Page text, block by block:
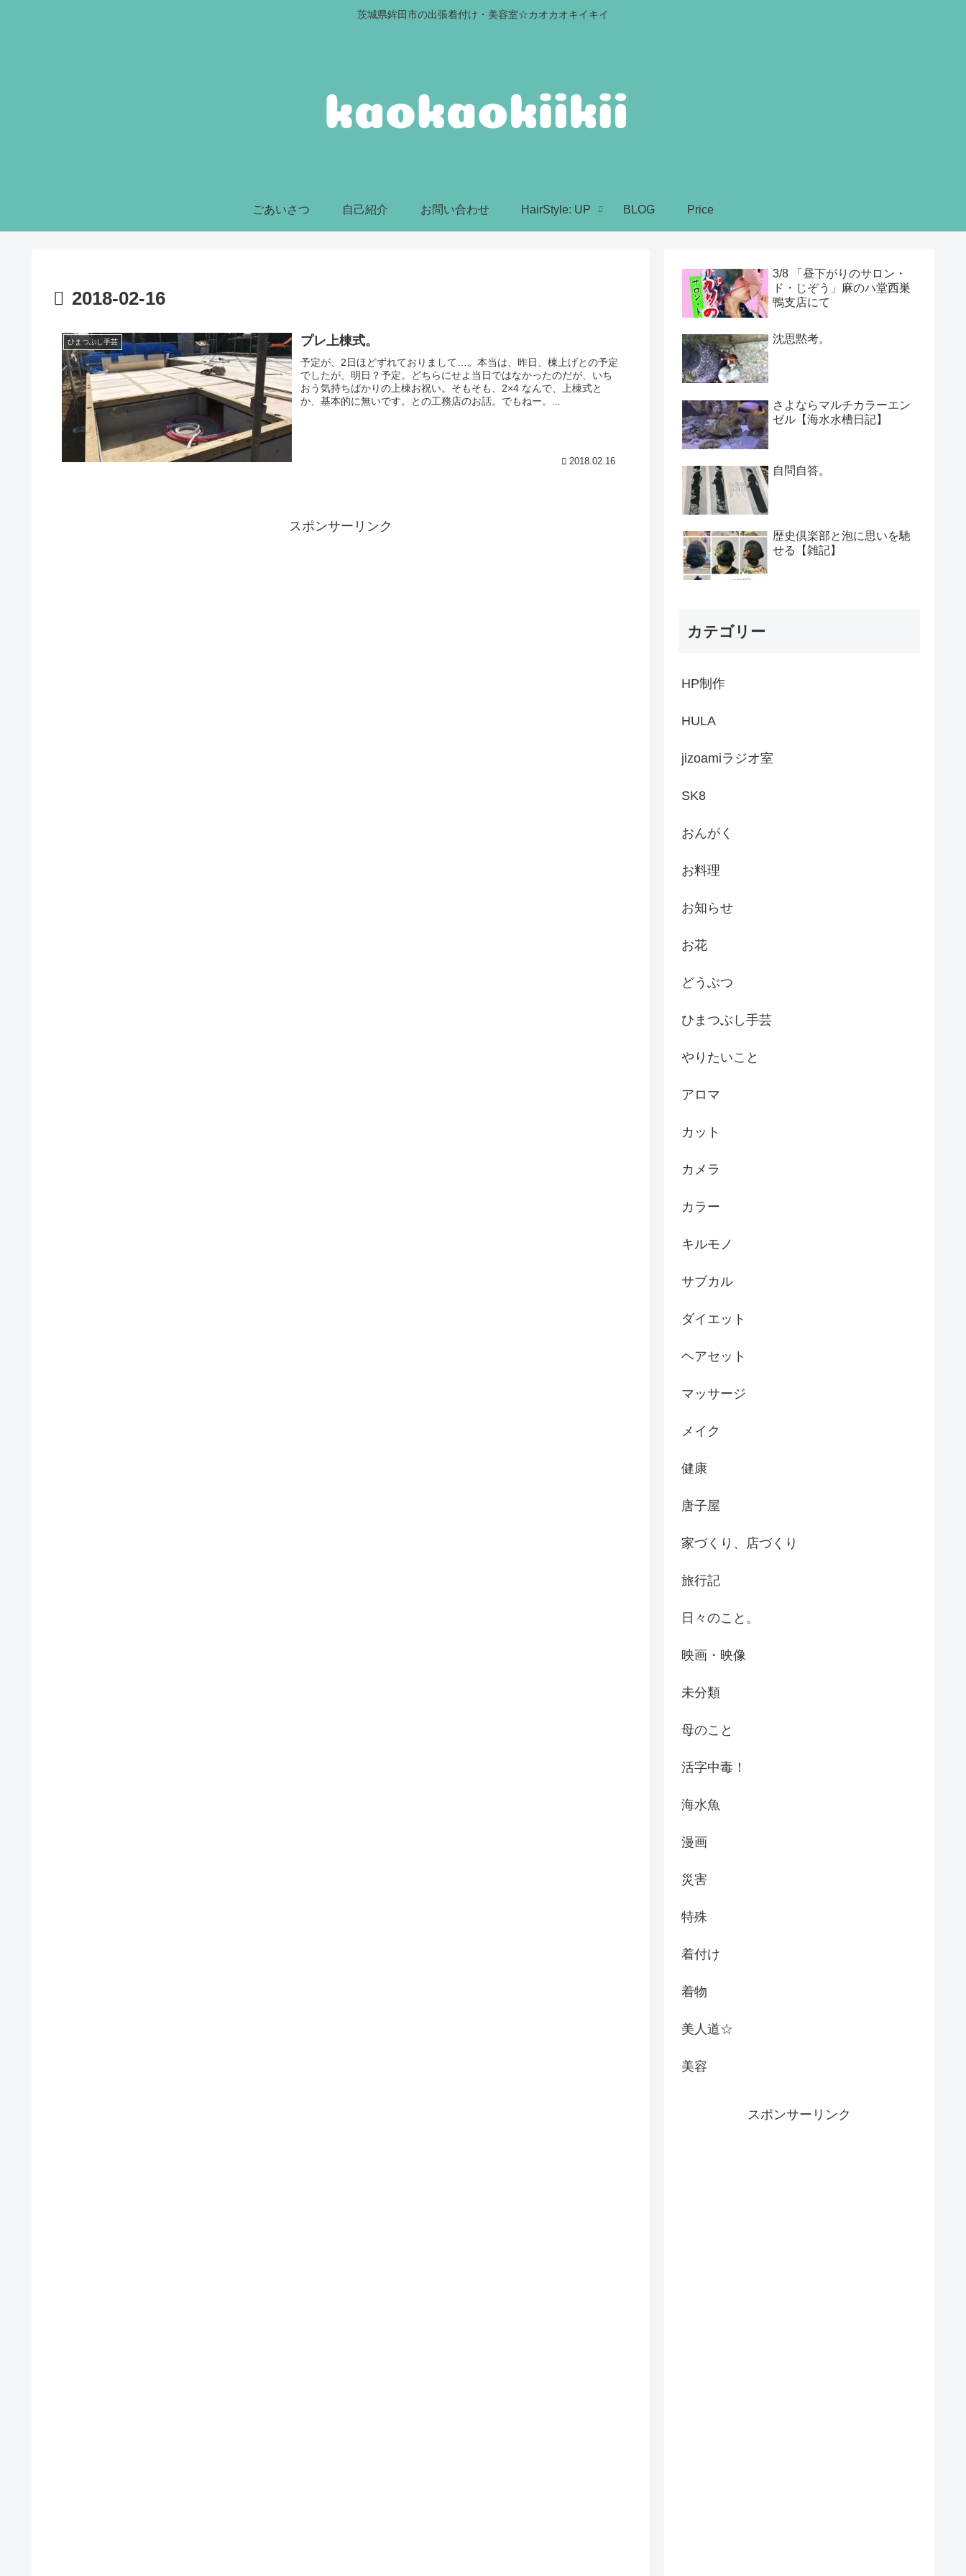
茨城県鉾田市の出張着付け・美容室☆カオカオキイキイ
ごあいさつ 自己紹介 お問い合わせ HairStyle: UP BLOG Price
2018-02-16
ひまつぶし手芸 プレ上棟式。
予定が、2日ほどずれておりまして…。本当は、昨日、棟上げとの予定
でしたが、明日？予定。どちらにせよ当日ではなかったのだが、いち
おう気持ちばかりの上棟お祝い。そもそも、2×4 なんで、上棟式と
か、基本的に無いです。との工務店のお話。でもねー。...
2018.02.16
スポンサーリンク
3/8 「昼下がりのサロン・
ド・じぞう」麻のハ堂西巣
鴨支店にて
沈思黙考。
さよならマルチカラーエン
ゼル【海水水槽日記】
自問自答。
歴史倶楽部と泡に思いを馳
せる【雑記】
カテゴリー
HP制作
HULA
jizoamiラジオ室
SK8
おんがく
お料理
お知らせ
お花
どうぶつ
ひまつぶし手芸
やりたいこと
アロマ
カット
カメラ
カラー
キルモノ
サブカル
ダイエット
ヘアセット
マッサージ
メイク
健康
唐子屋
家づくり、店づくり
旅行記
日々のこと。
映画・映像
未分類
母のこと
活字中毒！
海水魚
漫画
災害
特殊
着付け
着物
美人道☆
美容
スポンサーリンク